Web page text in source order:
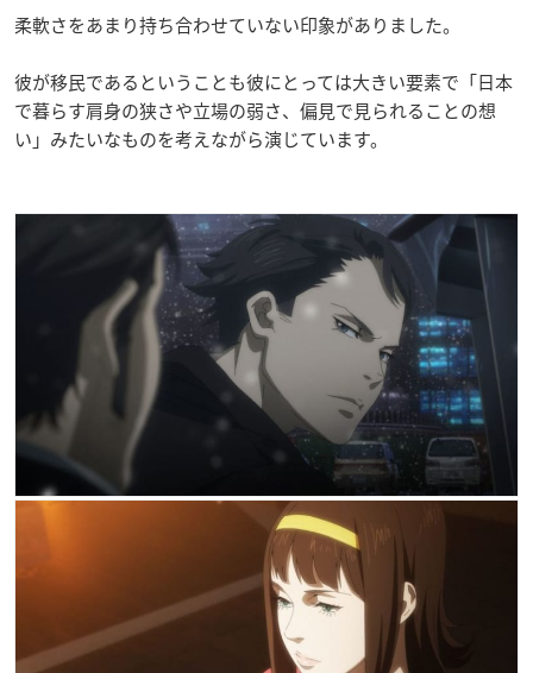
柔軟さをあまり持ち合わせていない印象がありました。
彼が移民であるということも彼にとっては大きい要素で「日本
で暮らす肩身の狭さや立場の弱さ、偏見で見られることの想
い」みたいなものを考えながら演じています。